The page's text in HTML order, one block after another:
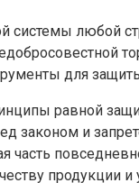
системы
для
равной
законом и
часть
продукции и